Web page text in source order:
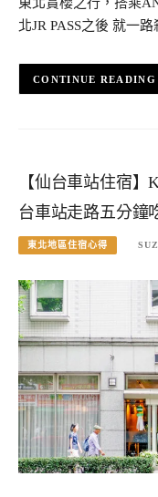
北JR PASS之後 就一
CONTINUE READING
【仙台車站住宿】
台車站走路五分鐘
東北地區住宿心得